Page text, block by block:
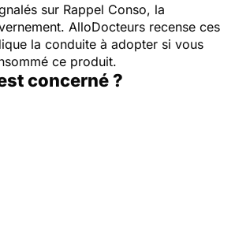
sur Rappel Conso, la
AlloDocteurs recense ces
la conduite à adopter si vous
ce produit.
concerné ?